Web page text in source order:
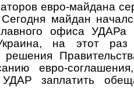
евро-майдана
майдан
офиса УДАРа
на этот
решения
евро-
УДАР заплатить